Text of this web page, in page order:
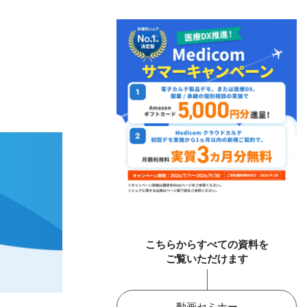
こちらからすべての資料を
ご覧いただけます